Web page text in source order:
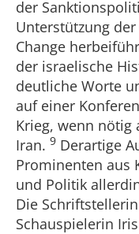
der
Unterstützung
Change
der israelische
deutliche Worte
auf einer
Krieg, wenn nötig
Iran. 9 Derartige
Prominenten aus
und Politik
Die
Schauspielerin